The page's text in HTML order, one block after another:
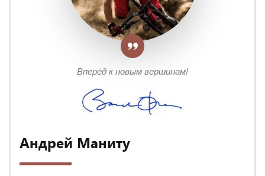
Андрей Маниту
Вперёд к новым вершинам!